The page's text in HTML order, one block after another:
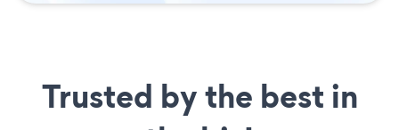
Trusted by the best in